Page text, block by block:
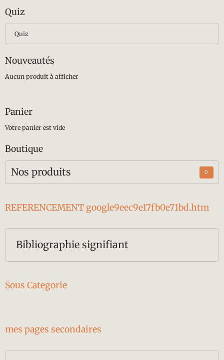
Quiz
Quiz
Nouveautés
Aucun produit à afficher
Panier
Votre panier est vide
Boutique
Nos produits 0
REFERENCEMENT google9eec9e17fb0e71bd.htm
Bibliographie signifiant
Sous Categorie
mes pages secondaires